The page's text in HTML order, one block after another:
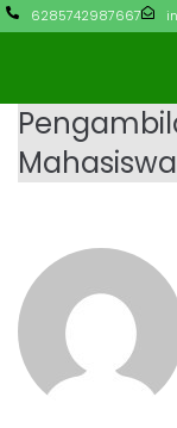
6285742987667
Mahasiswa